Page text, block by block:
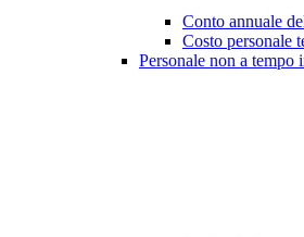
Conto annuale
Costo personale
Personale non a tempo